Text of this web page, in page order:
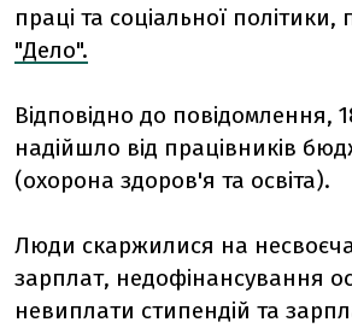
праці та соціальної
"Дело".
Відповідно до повідомлення,
надійшло від працівників
(охорона здоров'я та освіта).
Люди скаржилися на
зарплат, недофінансування
невиплати стипендій та